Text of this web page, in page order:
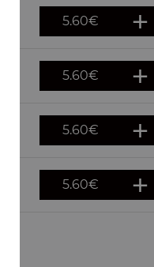
5.60€
5.60€
5.60€
5.60€